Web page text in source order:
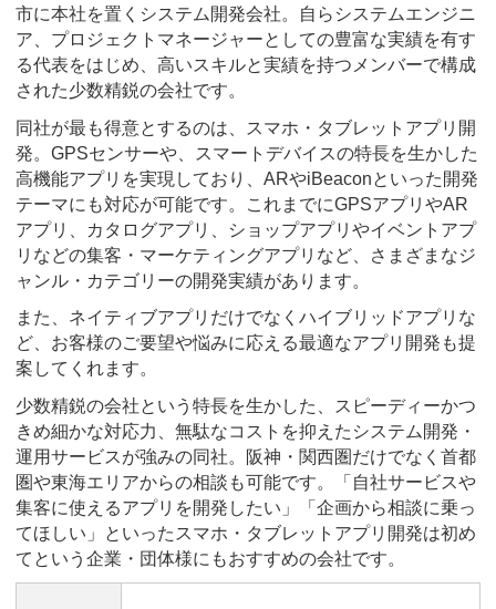
市に本社を置くシステム開発会社。自らシステムエンジニ
ア、プロジェクトマネージャーとしての豊富な実績を有す
る代表をはじめ、高いスキルと実績を持つメンバーで構成
された少数精鋭の会社です。
同社が最も得意とするのは、スマホ・タブレットアプリ開
発。GPSセンサーや、スマートデバイスの特長を生かした
高機能アプリを実現しており、ARやiBeaconといった開発
テーマにも対応が可能です。これまでにGPSアプリやAR
アプリ、カタログアプリ、ショップアプリやイベントアプ
リなどの集客・マーケティングアプリなど、さまざまなジ
ャンル・カテゴリーの開発実績があります。
また、ネイティブアプリだけでなくハイブリッドアプリな
ど、お客様のご要望や悩みに応える最適なアプリ開発も提
案してくれます。
少数精鋭の会社という特長を生かした、スピーディーかつ
きめ細かな対応力、無駄なコストを抑えたシステム開発・
運用サービスが強みの同社。阪神・関西圏だけでなく首都
圏や東海エリアからの相談も可能です。「自社サービスや
集客に使えるアプリを開発したい」「企画から相談に乗っ
てほしい」といったスマホ・タブレットアプリ開発は初め
てという企業・団体様にもおすすめの会社です。